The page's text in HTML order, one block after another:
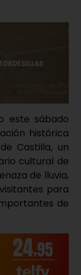
este sábado
histórica
Castilla, un
cultural de
de lluvia,
para
de